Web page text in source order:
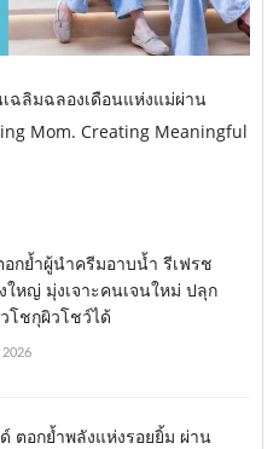
ฉลิมฉลองเดือนแห่งแม่ผ่าน
Mom. Creating Meaningful
กย้ำผู้นำครีมอาบน้ำ รีเฟรช
ใหญ่ มุ่งเจาะคนเจนใหม่ ปลุก
โชกุผิวโชว์ได้
ตอกย้ำพลังแห่งรอยยิ้ม ผ่าน